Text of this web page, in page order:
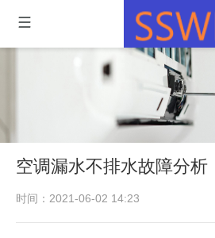
空调漏水不排水故障分析
时间：2021-06-02 14:23